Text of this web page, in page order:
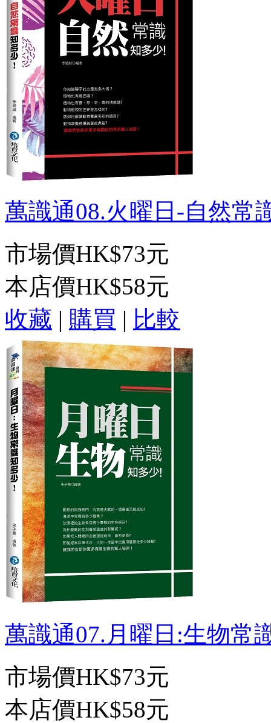
萬識通08.火曜日-自然常
市場價HK$73元
本店價HK$58元
收藏 | 購買 | 比較
萬識通07.月曜日:生物常
市場價HK$73元
本店價HK$58元